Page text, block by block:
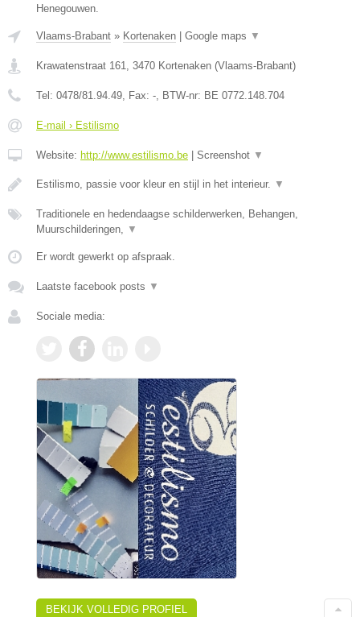
Henegouwen.
Vlaams-Brabant » Kortenaken Google maps ▼
Krawatenstraat 161 3470 Kortenaken (Vlaams-Brabant)
Tel: 0478/81.94.49 , Fax: - , BTW-nr: BE 0772.148.704
E-mail › Estilismo
Website: http://www.estilismo.be Screenshot ▼
Estilismo, passie voor kleur en stijl in het interieur. ▼
Traditionele en hedendaagse schilderwerken, Behangen,
Muurschilderingen,
▼
Er wordt gewerkt op afspraak.
Laatste facebook posts ▼
Sociale media:
BEKIJK VOLLEDIG PROFIEL